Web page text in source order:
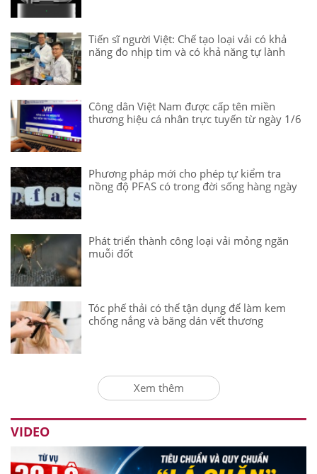
Tiến sĩ người Việt: Chế tạo loại vải có khả
năng đo nhịp tim và có khả năng tự lành
Công dân Việt Nam được cấp tên miền
thương hiệu cá nhân trực tuyến từ ngày 1/6
Phương pháp mới cho phép tự kiểm tra
nồng độ PFAS có trong đời sống hàng ngày
Phát triển thành công loại vải mỏng ngăn
muỗi đốt
Tóc phế thải có thể tận dụng để làm kem
chống nắng và băng dán vết thương
Xem thêm
VIDEO